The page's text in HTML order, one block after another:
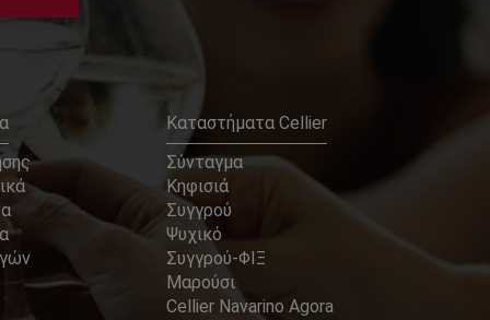
Καταστήματα Cellier
Σύνταγμα
Κηφισιά
Συγγρού
Ψυχικό
Συγγρού-ΦΙΞ
Μαρούσι
Cellier Navarino Agora